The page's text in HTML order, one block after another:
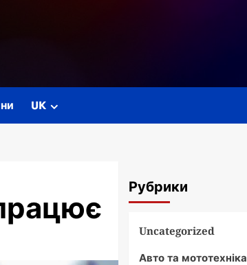
UK
Рубрики
Uncategorized
Авто та мототехніка